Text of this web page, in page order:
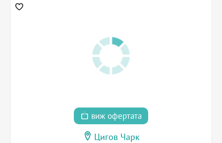
виж офертата
Цигов Чарк